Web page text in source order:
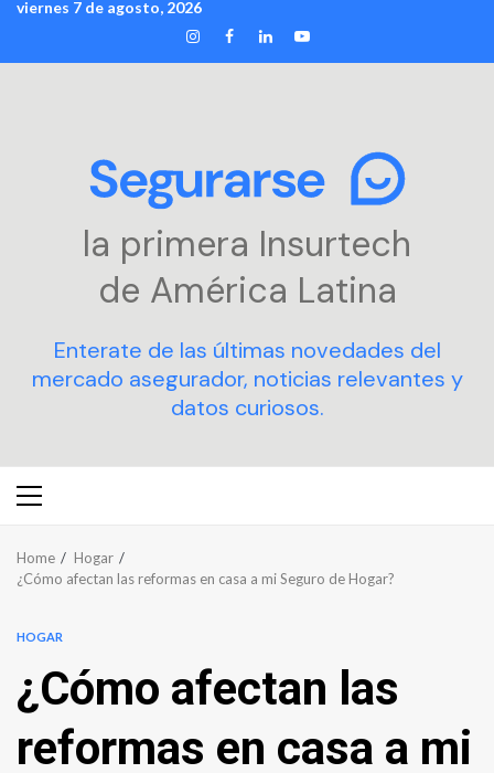
Skip
content
viernes 7 de agosto, 2026
INSTAGRAM
FACEBOOK
LINKEDIN
YOUTUBE
la primera Insurtech
de América Latina
Enterate de las últimas novedades del
mercado asegurador, noticias relevantes y
datos curiosos.
Primary
Home
Hogar
¿Cómo afectan las reformas en casa a mi Seguro de Hogar?
HOGAR
¿Cómo afectan las
reformas en casa a mi